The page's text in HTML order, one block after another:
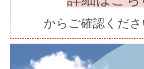
からご確認くだ